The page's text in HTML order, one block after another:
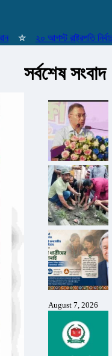
২০ আগস্ট রাষ্ট্রপতি নির্বাচন,
সর্বশেষ সংবাদ
August 7, 2026